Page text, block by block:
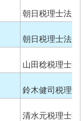
朝日税理士法人
朝日税理士法人
山田稔税理士事
鈴木健司税理士
清水元税理士事